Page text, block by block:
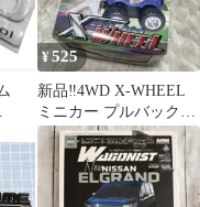
¥525
新品‼️4WD X-WHEEL
ミニカー プルバックカ
ー グリーン